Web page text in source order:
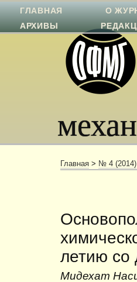
ГЛАВНАЯ О
АРХИВЫ
Главная > № 4 (2014)
летию со
Мидехат